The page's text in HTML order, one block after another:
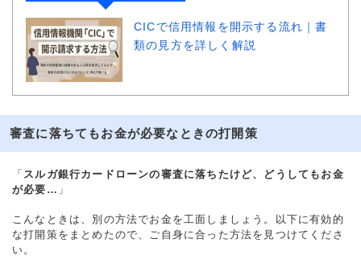
CICで信用情報を開示する流れ｜書
類の見方を詳しく解説
審査に落ちてもお金が必要なときの打開策
「 スルガ銀行カードローンの審査に落ちたけど、どうしてもお金
が必要… 」
こんなときは、別の方法でお金を工面しましょう。以下に有効的
な打開策をまとめたので、ご自身に合った方法を見つけてくださ
い。